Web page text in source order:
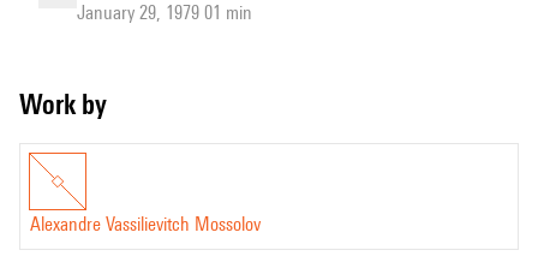
January 29, 1979 01 min
Work by
Alexandre Vassilievitch Mossolov